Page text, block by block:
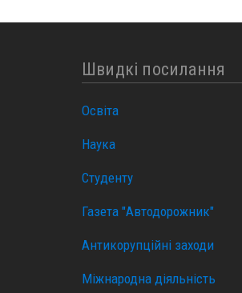
Швидкі посилання
Освіта
Наука
Студенту
Газета "Автодорожник"
Антикорупційні заходи
Міжнародна діяльність